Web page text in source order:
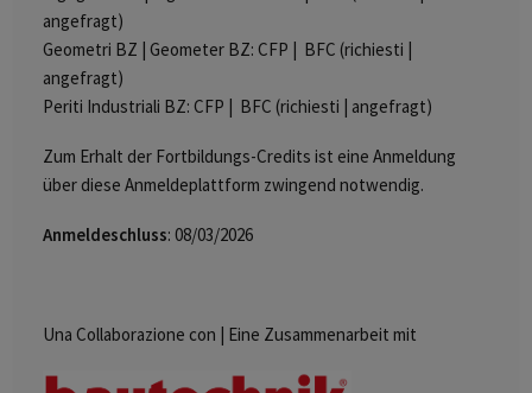
angefragt)
Geometri BZ | Geometer BZ: CFP | BFC (richiesti |
angefragt)
Periti Industriali BZ: CFP | BFC (richiesti | angefragt)
Zum Erhalt der Fortbildungs-Credits ist eine Anmeldung
über diese Anmeldeplattform zwingend notwendig.
Anmeldeschluss: 08/03/2026
Una Collaborazione con | Eine Zusammenarbeit mit